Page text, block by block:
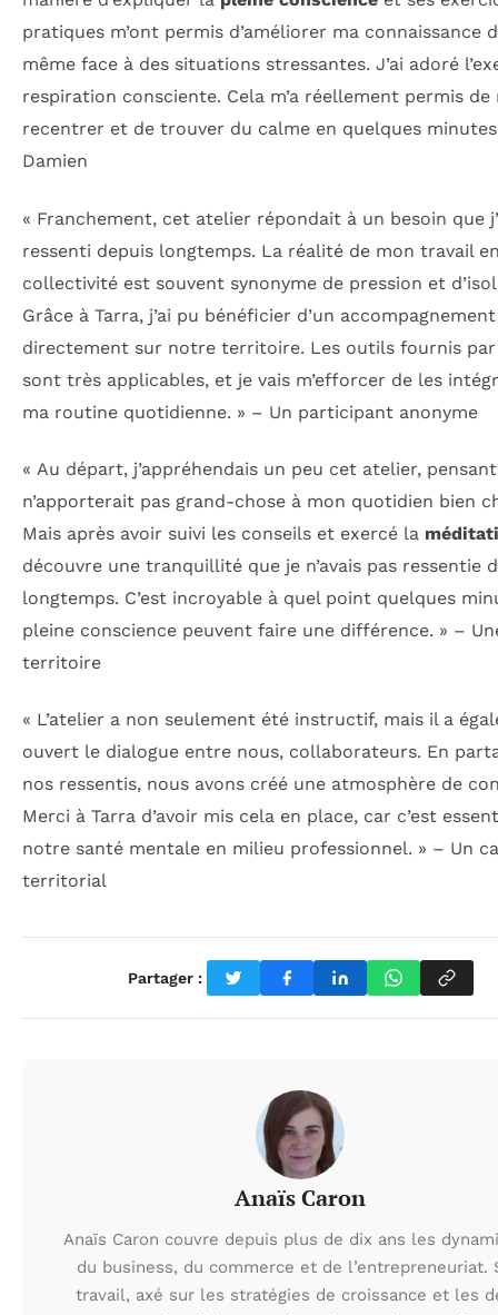
pratiques m’ont permis d’améliorer ma connaissance
même face à des situations stressantes. J’ai adoré
respiration consciente. Cela m’a réellement permis de
recentrer et de trouver du calme en quelques
Damien
« Franchement, cet atelier répondait à un besoin que
ressenti depuis longtemps. La réalité de mon travail
collectivité est souvent synonyme de pression et
Grâce à Tarra, j’ai pu bénéficier d’un accompagnement
directement sur notre territoire. Les outils fournis
sont très applicables, et je vais m’efforcer de les
ma routine quotidienne. » – Un participant anonyme
« Au départ, j’appréhendais un peu cet atelier, pensant
n’apporterait pas grand-chose à mon quotidien bien
Mais après avoir suivi les conseils et exercé la
découvre une tranquillité que je n’avais pas ressentie
longtemps. C’est incroyable à quel point quelques
pleine conscience peuvent faire une différence. » –
territoire
« L’atelier a non seulement été instructif, mais il a
ouvert le dialogue entre nous, collaborateurs. En
nos ressentis, nous avons créé une atmosphère de
Merci à Tarra d’avoir mis cela en place, car c’est
notre santé mentale en milieu professionnel. » – Un
territorial
Partager :
Anaïs Caron
Anaïs Caron couvre depuis plus de dix ans les
du business, du commerce et de l’entrepreneuriat.
travail, axé sur les stratégies de croissance et les